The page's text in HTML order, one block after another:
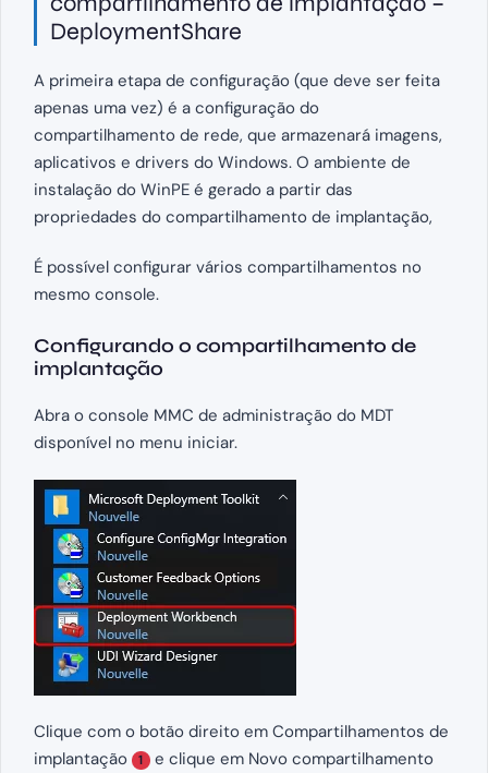
DeploymentShare
A primeira etapa de configuração (que deve ser feita
apenas uma vez) é a configuração do
compartilhamento de rede, que armazenará imagens,
aplicativos e drivers do Windows. O ambiente de
instalação do WinPE é gerado a partir das
propriedades do compartilhamento de implantação,
É possível configurar vários compartilhamentos no
mesmo console.
Configurando o compartilhamento de
implantação
Abra o console MMC de administração do MDT
disponível no menu iniciar.
Clique com o botão direito em Compartilhamentos de
implantação
1 e clique em Novo compartilhamento